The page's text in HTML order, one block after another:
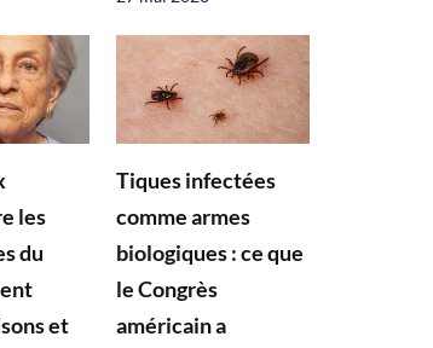
les
du
et
Tiques infectées
comme armes
biologiques : ce que
le Congrès
américain a